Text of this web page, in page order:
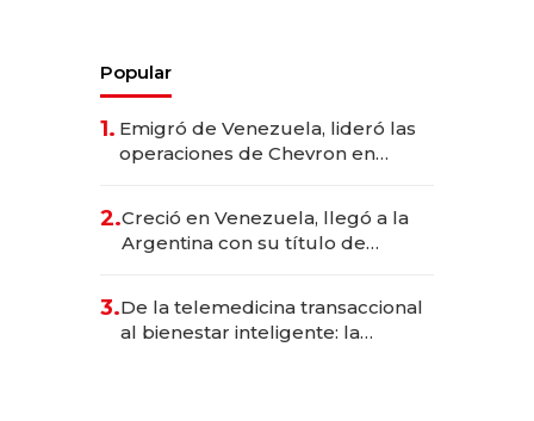
Popular
1. Emigró de Venezuela, lideró las
operaciones de Chevron en
2.Creció en Venezuela, llegó a la
Argentina con su título de
las marcas "fast premium"
3.De la telemedicina transaccional
al bienestar inteligente: la